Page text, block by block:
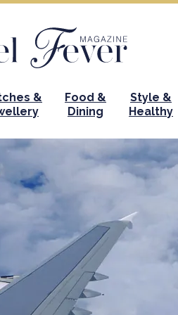
&
Food &
Dining
Style &
Healthy